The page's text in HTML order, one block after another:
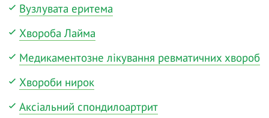
Вузлувата еритема
Хвороба Лайма
Медикаментозне лікування ревматичних хвороб
Хвороби нирок
Аксіальний спондилоартрит